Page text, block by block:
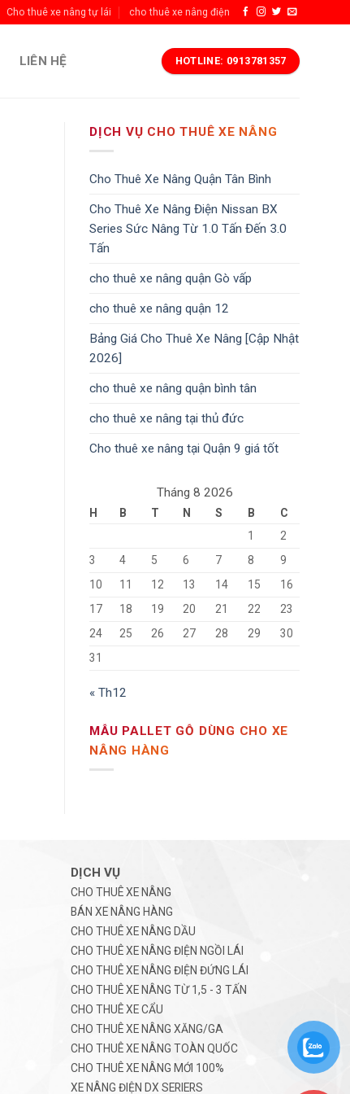
Cho thuê xe nâng tự lái cho thuê xe nâng điện
LIÊN HỆ HOTLINE: 0913781357
DỊCH VỤ CHO THUÊ XE NÂNG
Cho Thuê Xe Nâng Quận Tân Bình
Cho Thuê Xe Nâng Điện Nissan BX
Series Sức Nâng Từ 1.0 Tấn Đến 3.0
Tấn
cho thuê xe nâng quận Gò vấp
cho thuê xe nâng quận 12
Bảng Giá Cho Thuê Xe Nâng [Cập Nhật
2026]
cho thuê xe nâng quận bình tân
cho thuê xe nâng tại thủ đức
Cho thuê xe nâng tại Quận 9 giá tốt
Tháng 8 2026
H B T N S B
C
1
2
3
4 5 6 7 8
9
10
11 12 13 14 15
16
17
18 19 20 21 22
23
24
25 26 27 28 29
30
31
« Th12
MẪU PALLET GỖ DÙNG CHO XE
NÂNG HÀNG
DỊCH VỤ
CHO THUÊ XE NÂNG
BÁN XE NÂNG HÀNG
CHO THUÊ XE NÂNG DẦU
CHO THUÊ XE NÂNG ĐIỆN NGỒI LÁI
CHO THUÊ XE NÂNG ĐIỆN ĐỨNG LÁI
CHO THUÊ XE NÂNG TỪ 1,5 - 3 TẤN
CHO THUÊ XE CẨU
CHO THUÊ XE NÂNG XĂNG/GA
CHO THUÊ XE NÂNG TOÀN QUỐC
CHO THUÊ XE NÂNG MỚI 100%
XE NÂNG ĐIỆN DX SERIERS